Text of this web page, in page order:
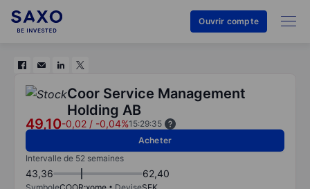
Ouvrir compte
Coor Service Management
Holding AB
49,10-0,02 / -0,04%15:29:35
Acheter
Intervalle de 52 semaines
43,36 62,40